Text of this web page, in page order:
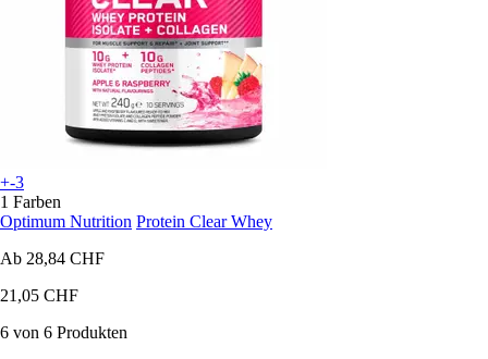
+-3
1 Farben
Optimum Nutrition Protein Clear Whey
Ab 28,84 CHF
21,05 CHF
6 von 6 Produkten